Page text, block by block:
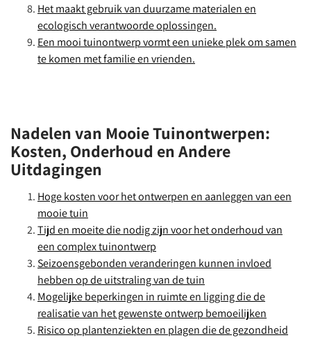
Het maakt gebruik van duurzame materialen en
ecologisch verantwoorde oplossingen.
Een mooi tuinontwerp vormt een unieke plek om samen
te komen met familie en vrienden.
Nadelen van Mooie Tuinontwerpen:
Kosten, Onderhoud en Andere
Uitdagingen
Hoge kosten voor het ontwerpen en aanleggen van een
mooie tuin
Tijd en moeite die nodig zijn voor het onderhoud van
een complex tuinontwerp
Seizoensgebonden veranderingen kunnen invloed
hebben op de uitstraling van de tuin
Mogelijke beperkingen in ruimte en ligging die de
realisatie van het gewenste ontwerp bemoeilijken
Risico op plantenziekten en plagen die de gezondheid